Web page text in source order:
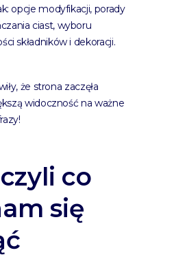
opcje modyfikacji, porady
ciast, wyboru
składników i dekoracji.
że strona zaczęła
widoczność na ważne
co
się